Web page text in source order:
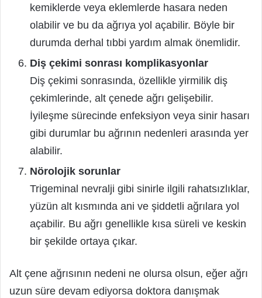
kemiklerde veya eklemlerde hasara neden
olabilir ve bu da ağrıya yol açabilir. Böyle bir
durumda derhal tıbbi yardım almak önemlidir.
Diş çekimi sonrası komplikasyonlar
Diş çekimi sonrasında, özellikle yirmilik diş
çekimlerinde, alt çenede ağrı gelişebilir.
İyileşme sürecinde enfeksiyon veya sinir hasarı
gibi durumlar bu ağrının nedenleri arasında yer
alabilir.
Nörolojik sorunlar
Trigeminal nevralji gibi sinirle ilgili rahatsızlıklar,
yüzün alt kısmında ani ve şiddetli ağrılara yol
açabilir. Bu ağrı genellikle kısa süreli ve keskin
bir şekilde ortaya çıkar.
Alt çene ağrısının nedeni ne olursa olsun, eğer ağrı
uzun süre devam ediyorsa doktora danışmak